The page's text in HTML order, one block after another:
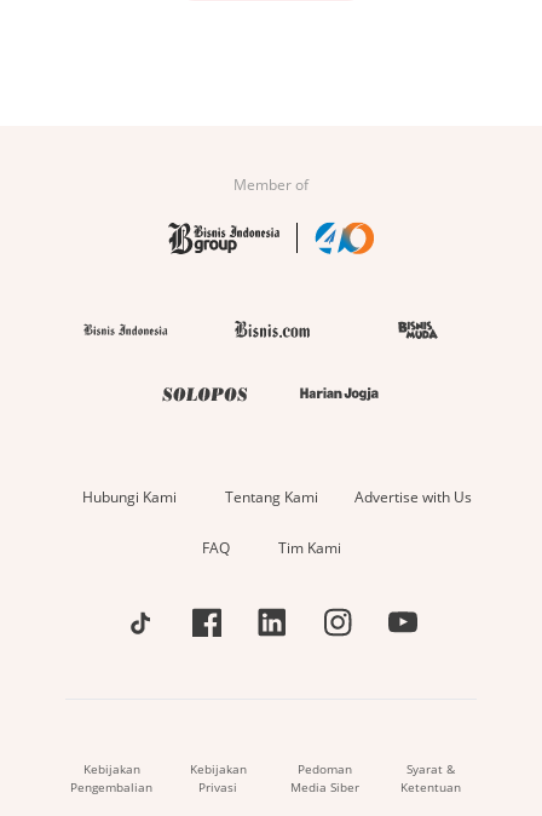
Member of
Hubungi Kami Tentang Kami Advertise with Us
FAQ Tim Kami
Kebijakan
Pengembalian
Kebijakan
Privasi
Pedoman
Media Siber
Syarat &
Ketentuan